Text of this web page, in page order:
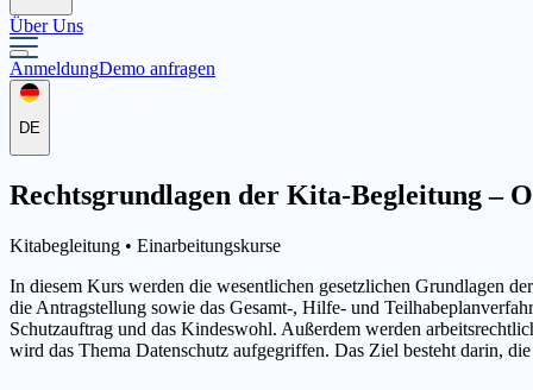
Über Uns
AnmeldungDemo anfragen
DE
Rechtsgrundlagen der Kita-Begleitung –
Kitabegleitung • Einarbeitungskurse
In diesem Kurs werden die wesentlichen gesetzlichen Grundlagen
die Antragstellung sowie das Gesamt-, Hilfe- und
Schutzauftrag und das Kindeswohl. Außerdem werden
wird das Thema Datenschutz aufgegriffen. Das Ziel besteht darin,